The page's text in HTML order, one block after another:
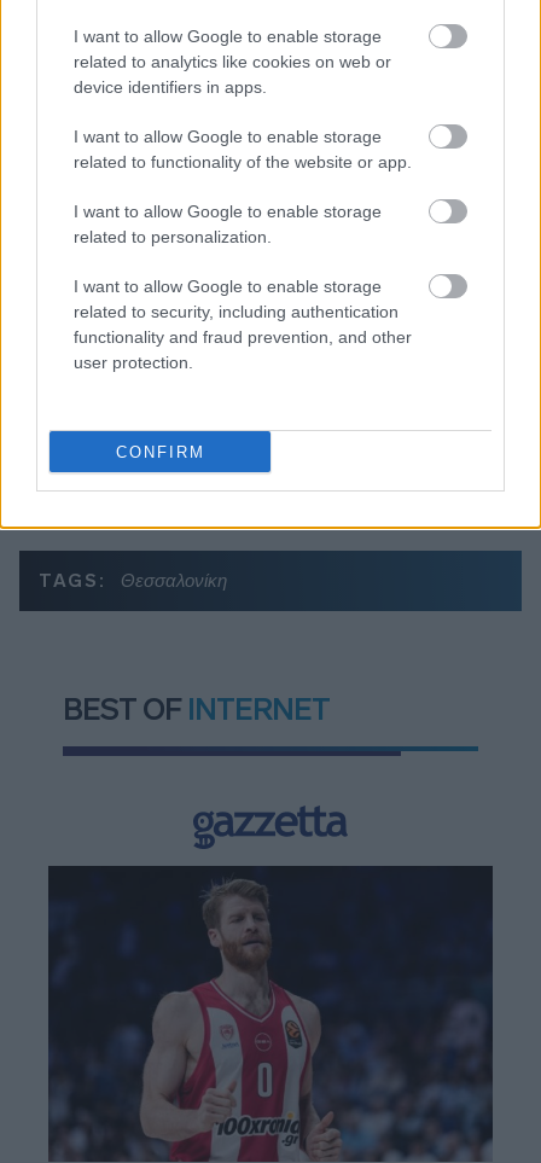
I want to allow Google to enable storage
related to analytics like cookies on web or
device identifiers in apps.
I want to allow Google to enable storage
related to functionality of the website or app.
I want to allow Google to enable storage
related to personalization.
I want to allow Google to enable storage
related to security, including authentication
functionality and fraud prevention, and other
user protection.
CONFIRM
Ανασφάλιστα οχήματα: Στο «ψηφιακό κόσκινο»
της ΑΑΔΕ οι ενστάσεις για τα πρόστιμα
Μετά την επιτυχία των καθαρών οικοπέδων, ας
τολμήσουμε τα «καθαρά χωράφια» και
μεταρρύθμιση της γης στην Ελλάδα
Η χώρα που ζει το δημογραφικό μας μέλλον
της μέχρι το 2070
TAGS: Θεσσαλονίκη
BEST OF INTERNET